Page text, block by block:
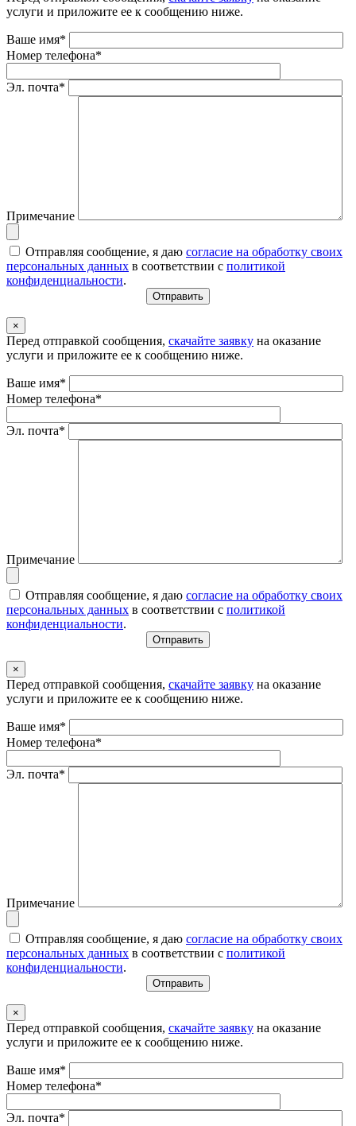
услуги и приложите ее к сообщению ниже.
Ваше имя*
Номер телефона*
Эл. почта*
Примечание
Отправляя сообщение, я даю согласие на обработку своих
персональных данных в соответствии с политикой
конфиденциальности.
×
Перед отправкой сообщения, скачайте заявку на оказание
услуги и приложите ее к сообщению ниже.
Ваше имя*
Номер телефона*
Эл. почта*
Примечание
Отправляя сообщение, я даю согласие на обработку своих
персональных данных в соответствии с политикой
конфиденциальности.
×
Перед отправкой сообщения, скачайте заявку на оказание
услуги и приложите ее к сообщению ниже.
Ваше имя*
Номер телефона*
Эл. почта*
Примечание
Отправляя сообщение, я даю согласие на обработку своих
персональных данных в соответствии с политикой
конфиденциальности.
×
Перед отправкой сообщения, скачайте заявку на оказание
услуги и приложите ее к сообщению ниже.
Ваше имя*
Номер телефона*
Эл. почта*